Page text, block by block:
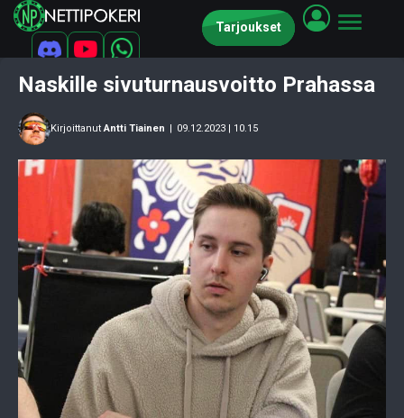
Tarjoukset
Naskille sivuturnausvoitto Prahassa
KirjoittanutAntti Tiainen | 09.12.2023 | 10.15